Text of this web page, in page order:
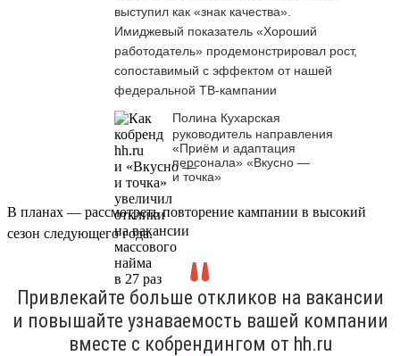
выступил как «знак качества».
Имиджевый показатель «Хороший
работодатель» продемонстрировал рост,
сопоставимый с эффектом от нашей
федеральной ТВ-кампании
Полина Кухарская
руководитель направления
«Приём и адаптация
персонала» «Вкусно —
и точка»
В планах — рассмотреть повторение кампании в высокий
сезон следующего года.
Привлекайте больше откликов на вакансии
и повышайте узнаваемость вашей компании
вместе с кобрендингом от hh.ru